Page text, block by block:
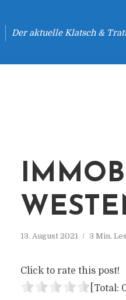
Der aktuelle Klatsch &
13. August 2021 3 Min.
Click to rate this post!
[Total: